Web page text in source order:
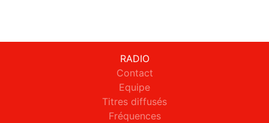
RADIO
Contact
Equipe
Titres diffusés
Fréquences